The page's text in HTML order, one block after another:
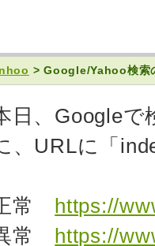
> Google/Yahoo検索
日、Googleで
、URLに「
常 https://
常 https://